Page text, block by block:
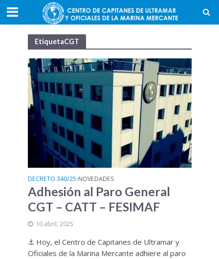
EtiquetaCGT
DECRETO 340/25•NOVEDADES
Adhesión al Paro General
CGT – CATT – FESIMAF
10 abril, 2025
⚓ Hoy, el Centro de Capitanes de Ultramar y
Oficiales de la Marina Mercante adhiere al paro